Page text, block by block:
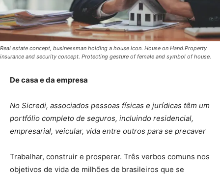
Real estate concept, businessman holding a house icon. House on Hand.Property
insurance and security concept. Protecting gesture of female and symbol of house.
De casa e da empresa
No Sicredi, associados pessoas físicas e jurídicas têm um
portfólio completo de seguros, incluindo residencial,
empresarial, veicular, vida entre outros para se precaver
Trabalhar, construir e prosperar. Três verbos comuns nos
objetivos de vida de milhões de brasileiros que se